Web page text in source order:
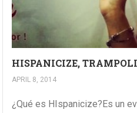
HISPANICIZE,
APRIL 8, 2014
¿Qué es HIspanicize?Es un